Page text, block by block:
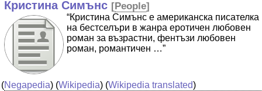
Кристина Симънс [People]
“Кристина Симънс е американска писателка
на бестселъри в жанра еротичен любовен
роман за възрастни, фентъзи любовен
роман, романтичен …”
(Negapedia) (Wikipedia) (Wikipedia translated)